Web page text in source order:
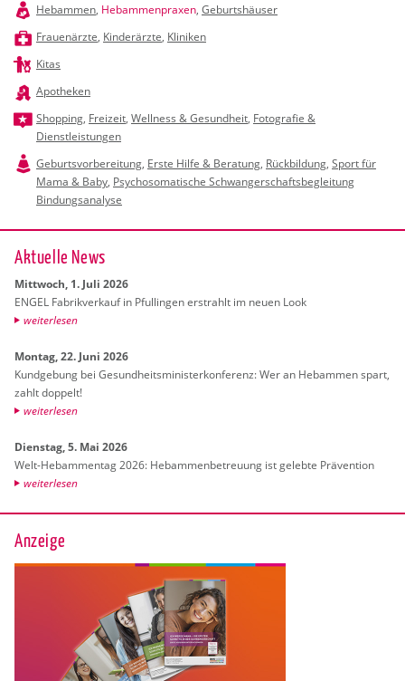
Hebammen, Hebammenpraxen, Geburtshäuser
Frauenärzte, Kinderärzte, Kliniken
Kitas
Apotheken
Shopping, Freizeit, Wellness & Gesundheit, Fotografie &
Dienstleistungen
Geburtsvorbereitung, Erste Hilfe & Beratung, Rückbildung, Sport für
Mama & Baby, Psychosomatische Schwangerschaftsbegleitung
Bindungsanalyse
Ak­tu­el­le News
Mitt­woch, 1. Juli 2026
ENGEL Fa­brik­ver­kauf in Pful­lin­gen er­strahlt im neuen Look
wei­ter­le­sen
Mon­tag, 22. Juni 2026
Kund­ge­bung bei Ge­sund­heits­mi­nis­ter­kon­fe­renz: Wer an Heb­am­men spart,
zahlt dop­pelt!
wei­ter­le­sen
Diens­tag, 5. Mai 2026
Welt-Heb­am­men­tag 2026: Heb­am­men­be­treu­ung ist ge­leb­te Prä­ven­ti­on
wei­ter­le­sen
Anzeige